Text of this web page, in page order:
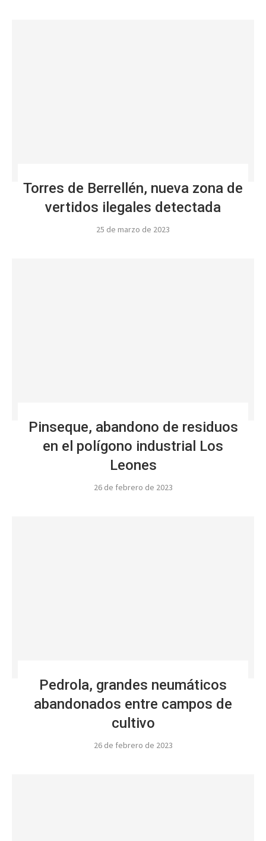
Torres de Berrellén, nueva zona de
vertidos ilegales detectada
25 de marzo de 2023
Pinseque, abandono de residuos
en el polígono industrial Los
Leones
26 de febrero de 2023
Pedrola, grandes neumáticos
abandonados entre campos de
cultivo
26 de febrero de 2023